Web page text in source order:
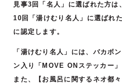
見事3回「名人」に選ばれた方は
10回「湯けむり名人」に選ばれ
に認定します。
「湯けむり名人」には、バカボ
ン入り「MOVE ONステッカー」
また、【お風呂に関するネオ都